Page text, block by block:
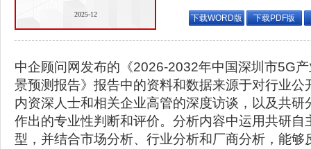
2025-12 下载WORD版 下载PDF版
中企顾问网发布的《2026-2032年中国深圳市5G
景预测报告》报告中的资料和数据来源于对行业公
内资深人士和相关企业高管的深度访谈，以及共研
作出的专业性判断和评价。分析内容中运用共研自
型，并结合市场分析、行业分析和厂商分析，能够